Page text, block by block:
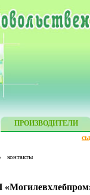
ПРОИЗВОДИТЕЛИ
контакты